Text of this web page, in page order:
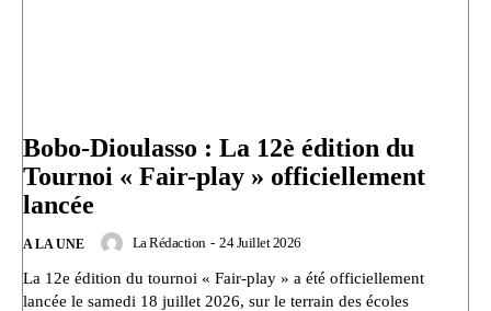
Bobo-Dioulasso : La 12è édition du
Tournoi « Fair-play » officiellement
lancée
A LA UNE La Rédaction - 24 Juillet 2026
La 12e édition du tournoi « Fair-play » a été officiellement
lancée le samedi 18 juillet 2026, sur le terrain des écoles